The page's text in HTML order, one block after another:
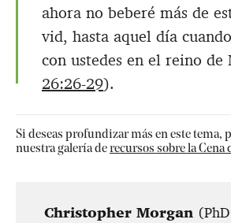
ahora no beberé más de
vid, hasta aquel día
con ustedes en el reino de
26:26-29).
Si deseas profundizar más en este tema,
nuestra galería derecursos sobre la Cena
Christopher Morgan